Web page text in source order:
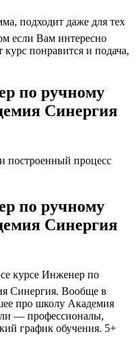
подходит даже для тех
если Вам интересно
курс понравится и подача,
по ручному
Синергия
и построенный процесс
по ручному
Синергия
курсе Инженер по
Синергия. Вообще в
про школу Академия
— профессионалы,
график обучения. 5+